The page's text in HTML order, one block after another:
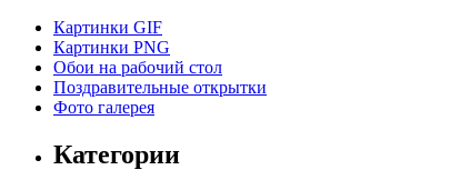
Картинки GIF
Картинки PNG
Обои на рабочий стол
Поздравительные открытки
Фото галерея
Категории